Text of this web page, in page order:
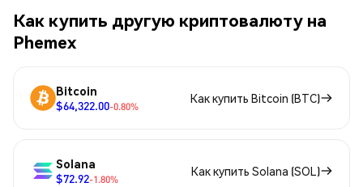
Как купить другую криптовалюту на
Phemex
Bitcoin
$64,322.00-0.80%
Как купить Bitcoin (BTC)
Solana
$72.92-1.80%
Как купить Solana (SOL)